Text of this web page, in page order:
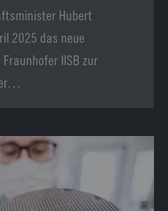
Hubert
2025 das neue
IISB zur